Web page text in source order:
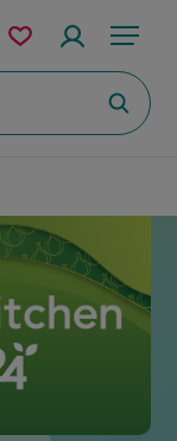
Menu
Mijn
bewaarde